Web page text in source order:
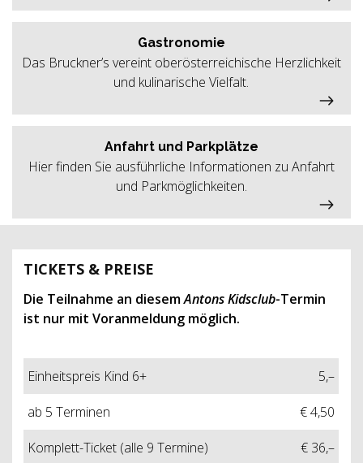
TICKETS & PREISE
Die Teilnahme an diesemAntons Kidsclub-Termin
ist nur mit Voranmeldung möglich.
Einheitspreis Kind 6+
5,–
ab 5 Terminen
€ 4,50
Komplett-Ticket (alle 9 Termine)
€ 36,–
Gastronomie
Das Bruckner’s vereint oberösterreichische Herzlichkeit
und kulinarische Vielfalt.
Anfahrt und Parkplätze
Hier finden Sie ausführliche Informationen zu Anfahrt
und Parkmöglichkeiten.